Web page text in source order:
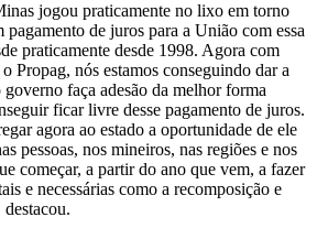
jogou praticamente no lixo em torno
de juros para a União com essa
praticamente desde 1998. Agora com
Propag, nós estamos conseguindo dar a
faça adesão da melhor forma
ficar livre desse pagamento de juros.
agora ao estado a oportunidade de ele
pessoas, nos mineiros, nas regiões e nos
começar, a partir do ano que vem, a fazer
e necessárias como a recomposição e